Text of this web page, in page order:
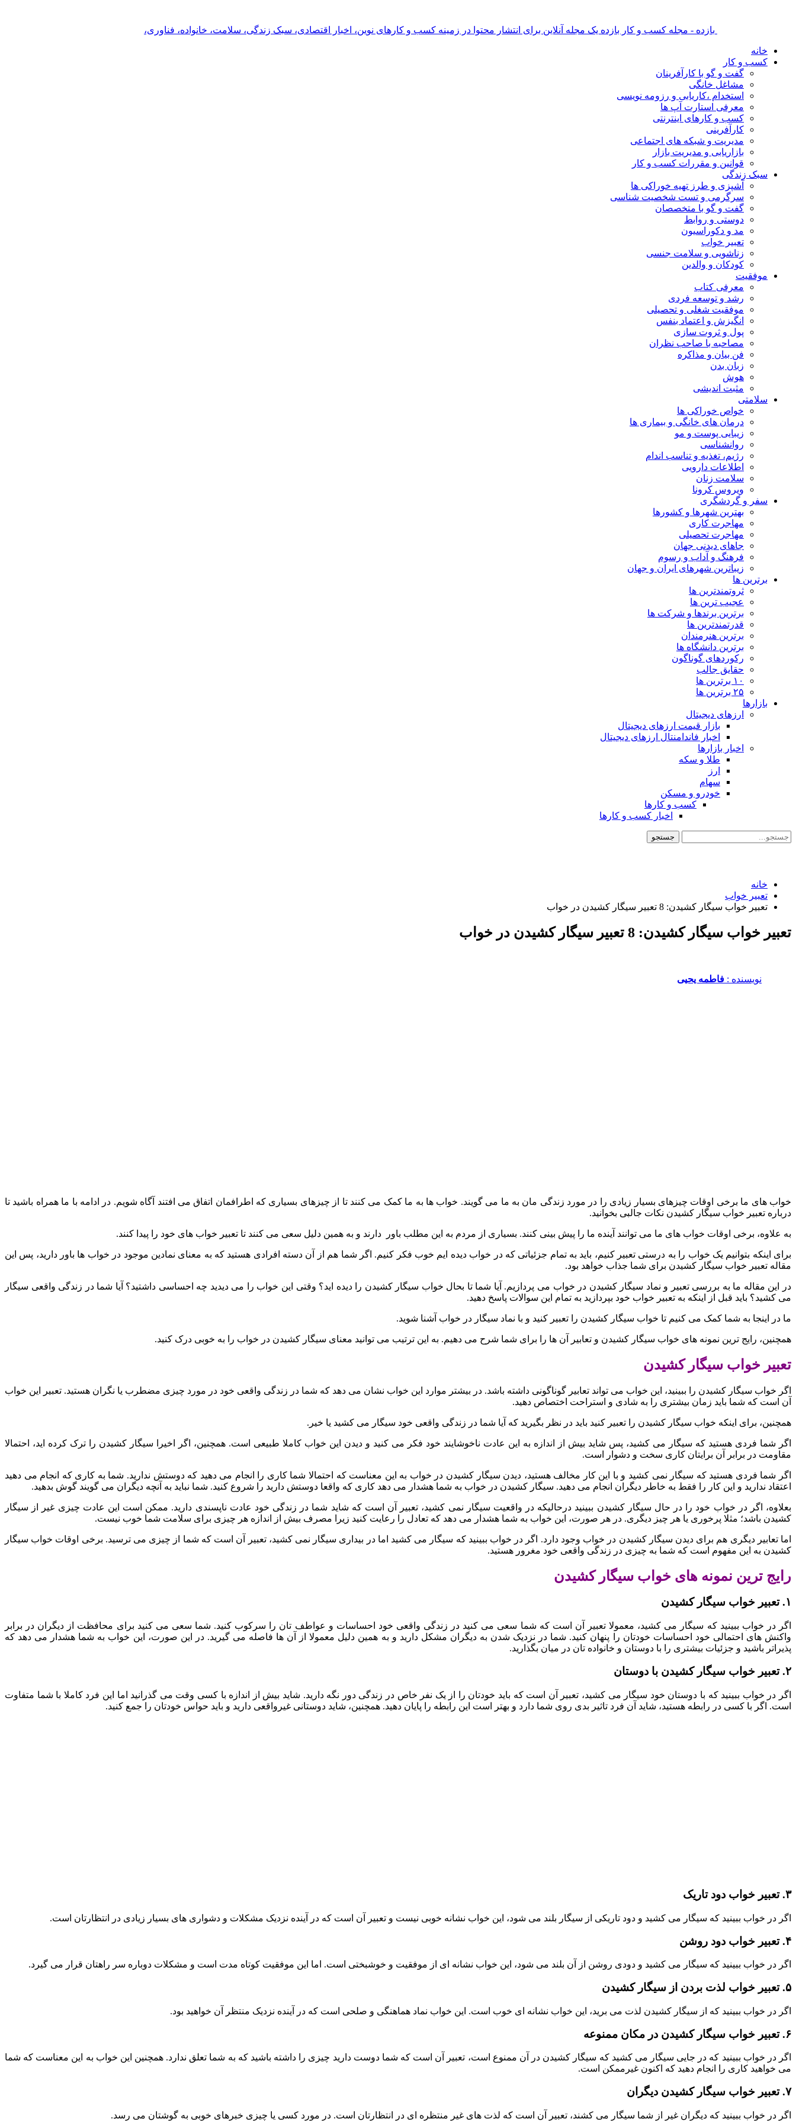
بازده - مجله کسب و کار بازده یک مجله آنلاین برای انتشار محتوا در زمینه کسب و کارهای نوین، اخبار اقتصادی، سبک زندگی، سلامت، خانواده، فناوری،
خانه
کسب و کار
گفت و گو با کارآفرینان
مشاغل خانگی
استخدام ،کاریابی و رزومه نویسی
معرفی استارت آپ ها
کسب و کارهای اینترنتی
کارآفرینی
مدیریت و شبکه های اجتماعی
بازاریابی و مدیریت بازار
قوانین و مقررات کسب و کار
سبک زندگی
آشپزی و طرز تهیه خوراکی ها
سرگرمی و تست شخصیت شناسی
گفت و گو با متخصصان
دوستی و روابط
مد و دکوراسیون
تعبیر خواب
زناشویی و سلامت جنسی
کودکان و والدین
موفقیت
معرفی کتاب
رشد و توسعه فردی
موفقیت شغلی و تحصیلی
انگیزش و اعتماد بنفس
پول و ثروت سازی
مصاحبه با صاحب نظران
فن بیان و مذاکره
زبان بدن
هوش
مثبت اندیشی
سلامتی
خواص خوراکی ها
درمان های خانگی و بیماری ها
زیبایی پوست و مو
روانشناسی
رژیم، تغذیه و تناسب اندام
اطلاعات دارویی
سلامت زنان
ویروس کرونا
سفر و گردشگری
بهترین شهرها و کشورها
مهاجرت کاری
مهاجرت تحصیلی
جاهای دیدنی جهان
فرهنگ و آداب و رسوم
زیباترین شهرهای ایران و جهان
برترین ها
ثروتمندترین ها
عجیب ترین ها
برترین برندها و شرکت ها
قدرتمندترین ها
برترین هنرمندان
برترین دانشگاه ها
رکوردهای گوناگون
حقایق جالب
۱۰ برترین ها
۲۵ برترین ها
بازارها
ارزهای دیجیتال
بازار قیمت ارزهای دیجیتال
اخبار فاندامنتال ارزهای دیجیتال
اخبار بازارها
طلا و سکه
ارز
سهام
خودرو و مسکن
کسب و کارها
اخبار کسب و کارها
خانه
تعبیر خواب
تعبیر خواب سیگار کشیدن: 8 تعبیر سیگار کشیدن در خواب
تعبیر خواب سیگار کشیدن: 8 تعبیر سیگار کشیدن در خواب
نویسنده :‌ فاطمه یحیی
خواب های ما برخی اوقات چیزهای بسیار زیادی را در مورد زندگی مان به ما می گویند. خواب ها به ما کمک می کنند تا از چیزهای بسیاری که اطرافمان اتفاق می افتند آگاه شویم. در ادامه با ما همراه باشید تا
درباره تعبیر خواب سیگار کشیدن نکات جالبی بخوانید.
به علاوه، برخی اوقات خواب های ما می توانند آینده ما را پیش بینی کنند. بسیاری از مردم به این مطلب باور دارند و به همین دلیل سعی می کنند تا تعبیر خواب های خود را پیدا کنند.
برای اینکه بتوانیم یک خواب را به درستی تعبیر کنیم، باید به تمام جزئیاتی که در خواب دیده ایم خوب فکر کنیم. اگر شما هم از آن دسته افرادی هستید که به معنای نمادین موجود در خواب ها باور دارید، پس این
مقاله تعبیر خواب سیگار کشیدن برای شما جذاب خواهد بود.
در این مقاله ما به بررسی تعبیر و نماد سیگار کشیدن در خواب می پردازیم. آیا شما تا بحال خواب سیگار کشیدن را دیده اید؟ وقتی این خواب را می دیدید چه احساسی داشتید؟ آیا شما در زندگی واقعی سیگار
می کشید؟ باید قبل از اینکه به تعبیر خواب خود بپردازید به تمام این سوالات پاسخ دهید.
ما در اینجا به شما کمک می کنیم تا خواب سیگار کشیدن را تعبیر کنید و با نماد سیگار در خواب آشنا شوید.
همچنین، رایج ترین نمونه های خواب سیگار کشیدن و تعابیر آن ها را برای شما شرح می دهیم. به این ترتیب می توانید معنای سیگار کشیدن در خواب را به خوبی درک کنید.
تعبیر خواب سیگار کشیدن
اگر خواب سیگار کشیدن را ببینید، این خواب می تواند تعابیر گوناگونی داشته باشد. در بیشتر موارد این خواب نشان می دهد که شما در زندگی واقعی خود در مورد چیزی مضطرب یا نگران هستید. تعبیر این خواب
آن است که شما باید زمان بیشتری را به شادی و استراحت اختصاص دهید.
همچنین، برای اینکه خواب سیگار کشیدن را تعبیر کنید باید در نظر بگیرید که آیا شما در زندگی واقعی خود سیگار می کشید یا خیر.
اگر شما فردی هستید که سیگار می کشید، پس شاید بیش از اندازه به این عادت ناخوشایند خود فکر می کنید و دیدن این خواب کاملا طبیعی است. همچنین، اگر اخیرا سیگار کشیدن را ترک کرده اید، احتمالا
مقاومت در برابر آن برایتان کاری سخت و دشوار است.
اگر شما فردی هستید که سیگار نمی کشید و با این کار مخالف هستید، دیدن سیگار کشیدن در خواب به این معناست که احتمالا شما کاری را انجام می دهید که دوستش ندارید. شما به کاری که انجام می دهید
اعتقاد ندارید و این کار را فقط به خاطر دیگران انجام می دهید. سیگار کشیدن در خواب به شما هشدار می دهد کاری که واقعا دوستش دارید را شروع کنید. شما نباید به آنچه دیگران می گویند گوش بدهید.
بعلاوه، اگر در خواب خود را در حال سیگار کشیدن ببینید درحالیکه در واقعیت سیگار نمی کشید، تعبیر آن است که شاید شما در زندگی خود عادت ناپسندی دارید. ممکن است این عادت چیزی غیر از سیگار
کشیدن باشد؛ مثلا پرخوری یا هر چیز دیگری. در هر صورت، این خواب به شما هشدار می دهد که تعادل را رعایت کنید زیرا مصرف بیش از اندازه هر چیزی برای سلامت شما خوب نیست.
اما تعابیر دیگری هم برای دیدن سیگار کشیدن در خواب وجود دارد. اگر در خواب ببینید که سیگار می کشید اما در بیداری سیگار نمی کشید، تعبیر آن است که شما از چیزی می ترسید. برخی اوقات خواب سیگار
کشیدن به این مفهوم است که شما به چیزی در زندگی واقعی خود مغرور هستید.
رایج ترین نمونه های خواب سیگار کشیدن
۱. تعبیر خواب سیگار کشیدن
اگر در خواب ببینید که سیگار می کشید، معمولا تعبیر آن است که شما سعی می کنید در زندگی واقعی خود احساسات و عواطف تان را سرکوب کنید. شما سعی می کنید برای محافظت از دیگران در برابر
واکنش های احتمالی خود احساسات خودتان را پنهان کنید. شما در نزدیک شدن به دیگران مشکل دارید و به همین دلیل معمولا از آن ها فاصله می گیرید. در این صورت، این خواب به شما هشدار می دهد که
پذیراتر باشید و جزئیات بیشتری را با دوستان و خانواده تان در میان بگذارید.
۲. تعبیر خواب سیگار کشیدن با دوستان
اگر در خواب ببینید که با دوستان خود سیگار می کشید، تعبیر آن است که باید خودتان را از یک نفر خاص در زندگی دور نگه دارید. شاید بیش از اندازه با کسی وقت می گذرانید اما این فرد کاملا با شما متفاوت
است. اگر با کسی در رابطه هستید، شاید آن فرد تاثیر بدی روی شما دارد و بهتر است این رابطه را پایان دهید. همچنین، شاید دوستانی غیرواقعی دارید و باید حواس خودتان را جمع کنید.
۳. تعبیر خواب دود تاریک
اگر در خواب ببینید که سیگار می کشید و دود تاریکی از سیگار بلند می شود، این خواب نشانه خوبی نیست و تعبیر آن است که در آینده نزدیک مشکلات و دشواری های بسیار زیادی در انتظارتان است.
۴. تعبیر خواب دود روشن
اگر در خواب ببینید که سیگار می کشید و دودی روشن از آن بلند می شود، این خواب نشانه ای از موفقیت و خوشبختی است. اما این موفقیت کوتاه مدت است و مشکلات دوباره سر راهتان قرار می گیرد.
۵. تعبیر خواب لذت بردن از سیگار کشیدن
اگر در خواب ببینید که از سیگار کشیدن لذت می برید، این خواب نشانه ای خوب است. این خواب نماد هماهنگی و صلحی است که در آینده نزدیک منتظر آن خواهید بود.
۶. تعبیر خواب سیگار کشیدن در مکان ممنوعه
اگر در خواب ببینید که در جایی سیگار می کشید که سیگار کشیدن در آن ممنوع است، تعبیر آن است که شما دوست دارید چیزی را داشته باشید که به شما تعلق ندارد. همچنین این خواب به این معناست که شما
می خواهید کاری را انجام دهید که اکنون غیرممکن است.
۷. تعبیر خواب سیگار کشیدن دیگران
اگر در خواب ببینید که دیگران غیر از شما سیگار می کشند، تعبیر آن است که لذت های غیر منتظره ای در انتظارتان است. در مورد کسی یا چیزی خبرهای خوبی به گوشتان می رسد.